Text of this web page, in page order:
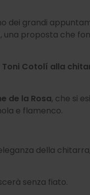
dei grandi
proposta che
Cotolí alla
de la Rosa, che si
e flamenco.
della
senza fiato.